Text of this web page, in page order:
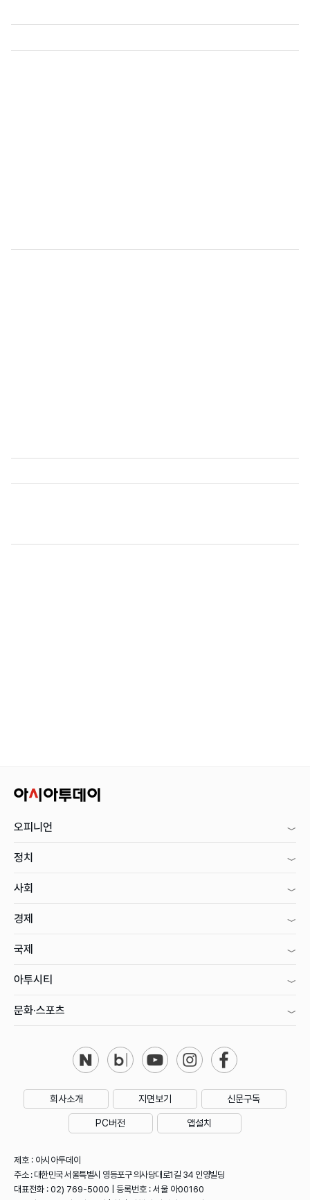
오피니언
정치
사회
경제
국제
아투시티
문화·스포츠
회사소개 지면보기 신문구독
PC버전 앱설치
제호 : 아시아투데이
주소 : 대한민국 서울특별시 영등포구 의사당대로1길 34 인영빌딩
대표전화 : 02) 769-5000 | 등록번호 : 서울 아00160